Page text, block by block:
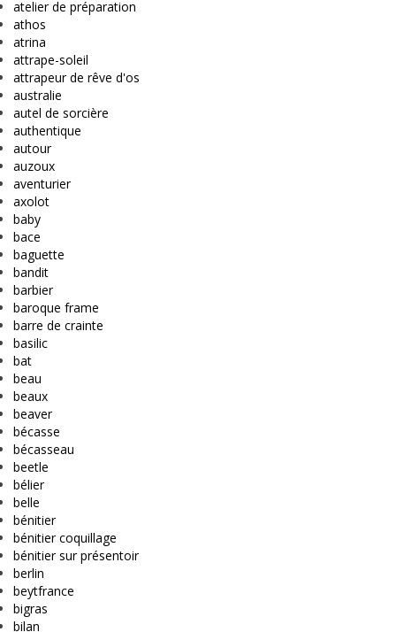
atelier de préparation
athos
atrina
attrape-soleil
attrapeur de rêve d'os
australie
autel de sorcière
authentique
autour
auzoux
aventurier
axolot
baby
bace
baguette
bandit
barbier
baroque frame
barre de crainte
basilic
bat
beau
beaux
beaver
bécasse
bécasseau
beetle
bélier
belle
bénitier
bénitier coquillage
bénitier sur présentoir
berlin
beytfrance
bigras
bilan